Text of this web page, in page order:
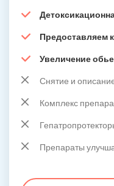
Предоставляем
Увеличение
Снятие и
Комплекс
Препараты